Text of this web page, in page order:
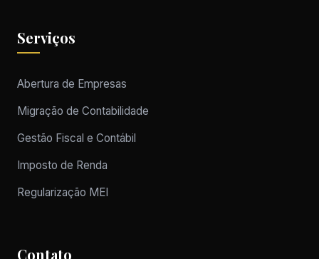
Serviços
Abertura de Empresas
Migração de Contabilidade
Gestão Fiscal e Contábil
Imposto de Renda
Regularização MEI
Contato